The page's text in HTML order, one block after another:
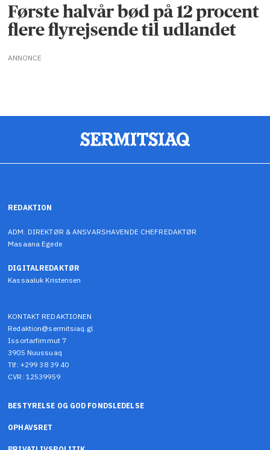
Første halvår bød på 12 procent
flere flyrejsende til udlandet
ANNONCE
REDAKTION
ADM. DIREKTØR & ANSVARSHAVENDE CHEFREDAKTØR
Masaana Egede
DIGITALREDAKTØR
Kassaaluk Kristensen
KONTAKT REDAKTIONEN
Redaktion@sermitsiaq.gl
Issortarfimmut 7
3905 Nuussuaq
Tlf: +299 38 39 40
CVR: 12539959
BESTYRELSE OG GOD FONDSLEDELSE
OPHAVSRET